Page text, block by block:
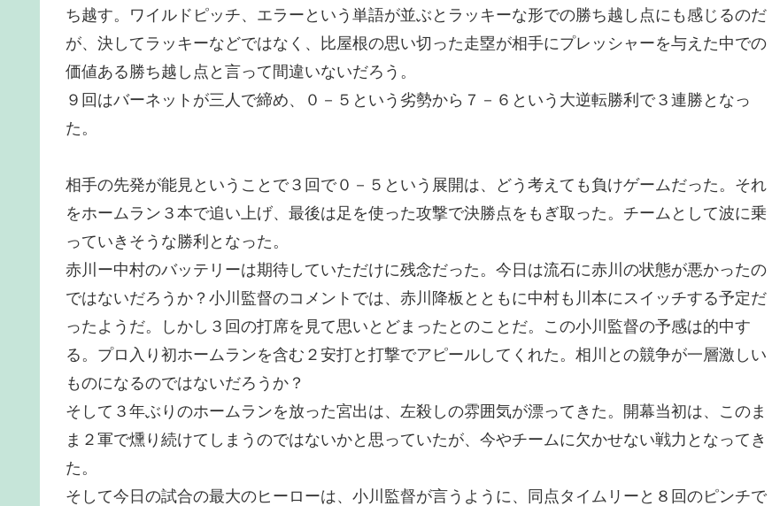
ち越す。ワイルドピッチ、エラーという単語が並ぶとラッキーな形での勝ち越し点にも感じるのだ
が、決してラッキーなどではなく、比屋根の思い切った走塁が相手にプレッシャーを与えた中での
価値ある勝ち越し点と言って間違いないだろう。
９回はバーネットが三人で締め、０－５という劣勢から７－６という大逆転勝利で３連勝となっ
た。
相手の先発が能見ということで３回で０－５という展開は、どう考えても負けゲームだった。それ
をホームラン３本で追い上げ、最後は足を使った攻撃で決勝点をもぎ取った。チームとして波に乗
っていきそうな勝利となった。
赤川ー中村のバッテリーは期待していただけに残念だった。今日は流石に赤川の状態が悪かったの
ではないだろうか？小川監督のコメントでは、赤川降板とともに中村も川本にスイッチする予定だ
ったようだ。しかし３回の打席を見て思いとどまったとのことだ。この小川監督の予感は的中す
る。プロ入り初ホームランを含む２安打と打撃でアピールしてくれた。相川との競争が一層激しい
ものになるのではないだろうか？
そして３年ぶりのホームランを放った宮出は、左殺しの雰囲気が漂ってきた。開幕当初は、このま
ま２軍で燻り続けてしまうのではないかと思っていたが、今やチームに欠かせない戦力となってき
た。
そして今日の試合の最大のヒーローは、小川監督が言うように、同点タイムリーと８回のピンチで